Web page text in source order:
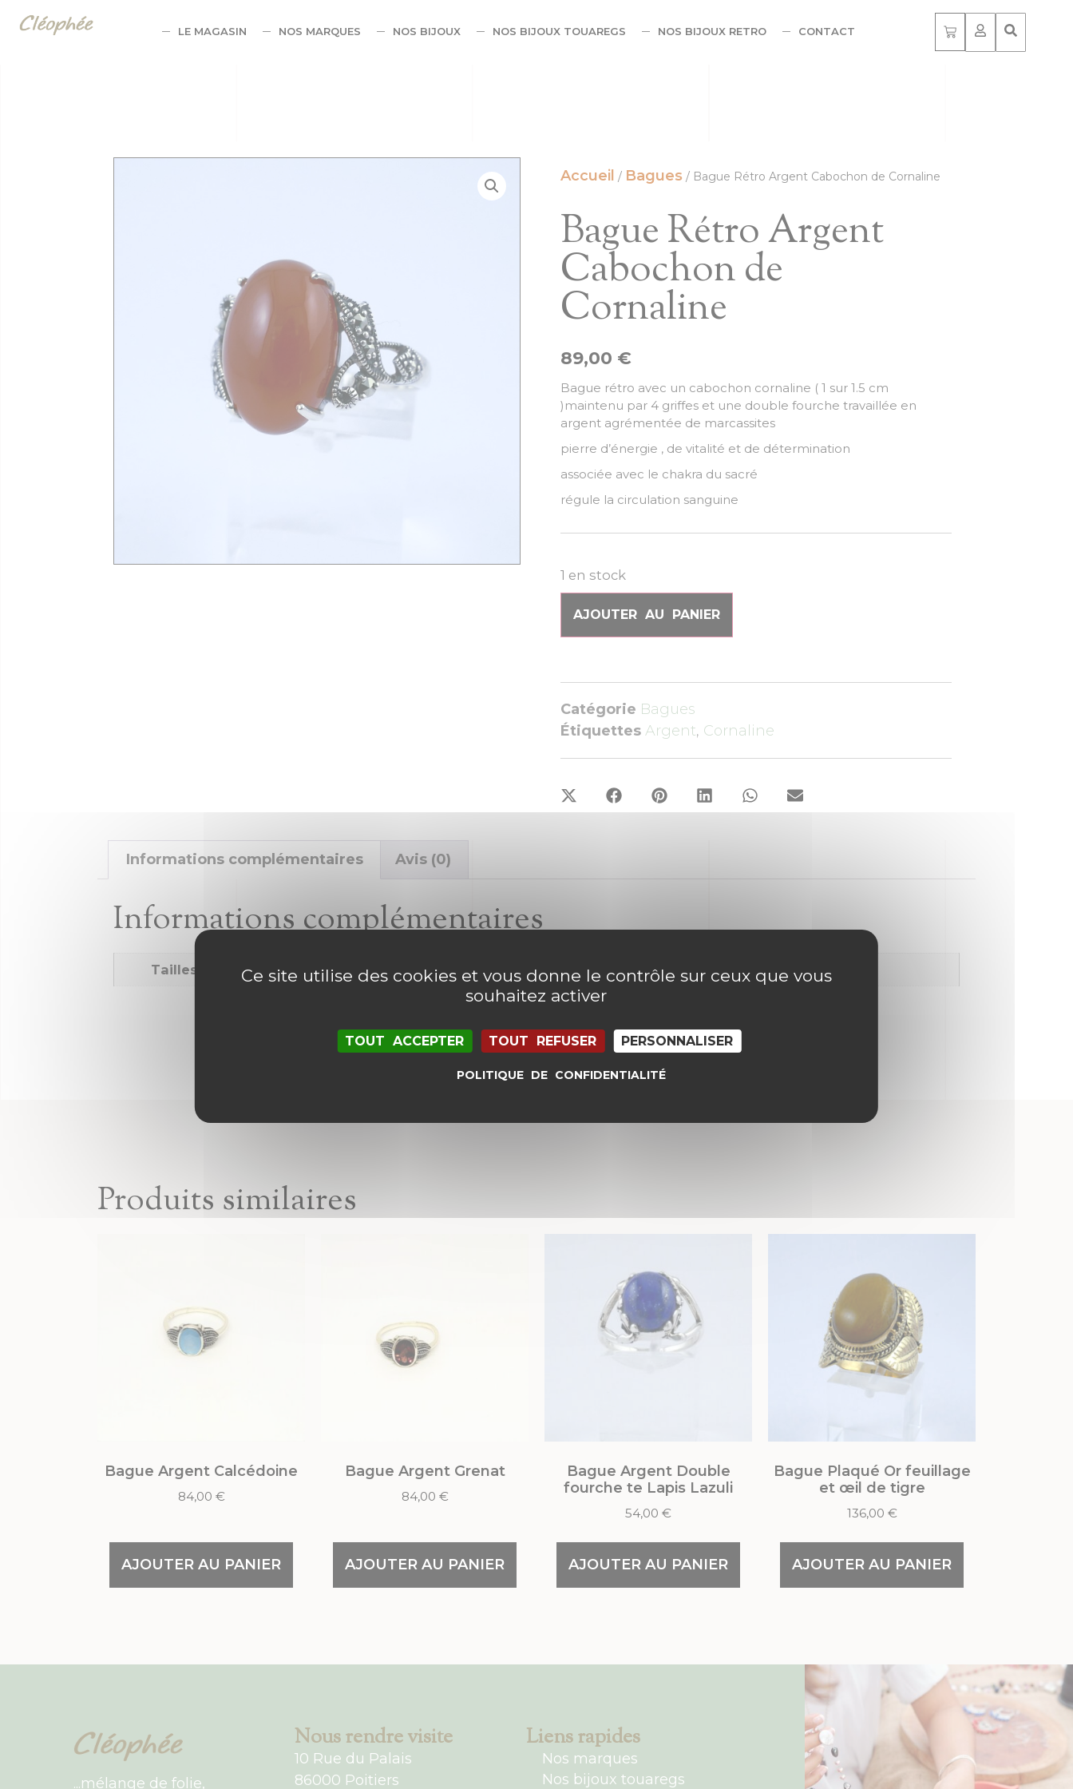
LE MAGASIN NOS MARQUES NOS BIJOUX NOS BIJOUX TOUAREGS NOS BIJOUX RETRO CONTACT
Accueil / Bagues / Bague Rétro Argent Cabochon de Cornaline
Bague Rétro Argent
Cabochon de
Cornaline
89,00 €
Bague rétro avec un cabochon cornaline ( 1 sur 1.5 cm
)maintenu par 4 griffes et une double fourche travaillée en
argent agrémentée de marcassites
pierre d’énergie , de vitalité et de détermination
associée avec le chakra du sacré
régule la circulation sanguine
1 en stock
AJOUTER AU PANIER
Catégorie Bagues
Étiquettes Argent, Cornaline
Informations complémentaires Avis (0)
Informations complémentaires
Tailles 56
Produits similaires
Bague Argent Calcédoine
84,00 €
AJOUTER AU PANIER
Bague Argent Grenat
84,00 €
AJOUTER AU PANIER
Bague Argent Double
fourche te Lapis Lazuli
54,00 €
AJOUTER AU PANIER
Bague Plaqué Or feuillage
et œil de tigre
136,00 €
AJOUTER AU PANIER
...mélange de folie,
Nous rendre visite
10 Rue du Palais
86000 Poitiers
Liens rapides
Nos marques
Nos bijoux touaregs
Ce site utilise des cookies et vous donne le contrôle sur ceux que vous
souhaitez activer
TOUT ACCEPTER TOUT REFUSER PERSONNALISER
POLITIQUE DE CONFIDENTIALITÉ